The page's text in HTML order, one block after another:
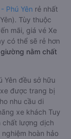
Phú Yên rẻ nhất
Tùy thuộc
mãi, giá vé Xe
có thể sẽ rẻ hơn
nằm chất
Yên đều sở hữu
được trang bị
nhu cầu di
xe khách Tuy
chất lượng dịch
hoàn hảo